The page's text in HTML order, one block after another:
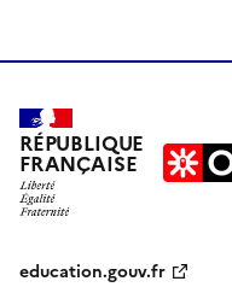
RÉPUBLIQUE
FRANÇAISE
education.gouv.fr